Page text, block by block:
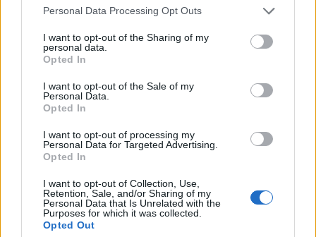
Personal Data Processing Opt Outs
I want to opt-out of the Sharing of my
personal data.
Opted In
I want to opt-out of the Sale of my
Personal Data.
Opted In
I want to opt-out of processing my
Personal Data for Targeted Advertising.
Opted In
I want to opt-out of Collection, Use,
Retention, Sale, and/or Sharing of my
Personal Data that Is Unrelated with the
Purposes for which it was collected.
Opted Out
Edellinen artikkeli
ja MM-kisoissa torjunut Janis
Kalnins KHL:ään – ovi
maajoukkueeseen sulkeutuu
nähtiin yllätyksiä –
slovakialaiskaksikko vei
huudettiin vasta neljäntenä
LIITTYVÄT ARTIKKELIT